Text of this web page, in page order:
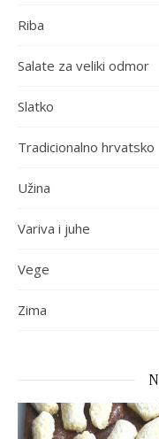
Riba
Salate za veliki odmor
Slatko
Tradicionalno hrvatsko
Užina
Variva i juhe
Vege
Zima